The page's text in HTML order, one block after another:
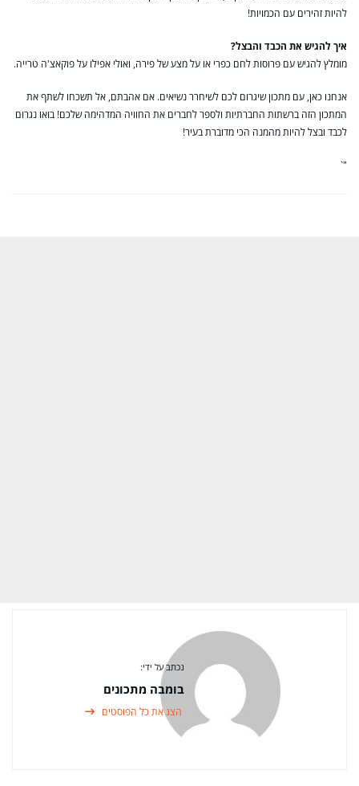
להיות זהירים עם הכמויות!
איך להגיש את הכבד והבצל?
מומלץ להגיש עם פרוסות לחם כפרי או על מצע של פירה, ואולי אפילו על פוקאצ'ה טרייה.
אנחנו כאן, עם מתכון שיגרום לכם לשיחרר נשיאים. אם אהבתם, אל תשכחו לשתף את
המתכון הזה ברשתות החברתיות ולספר לחברים את החוויה המדהימה שלכם! בואו נגרום
לכבד ובצל להיות מהמנה הכי מדוברת בעיר!
"`
נכתב על ידי:
בומבה מתכונים
הצג את כל הפוסטים